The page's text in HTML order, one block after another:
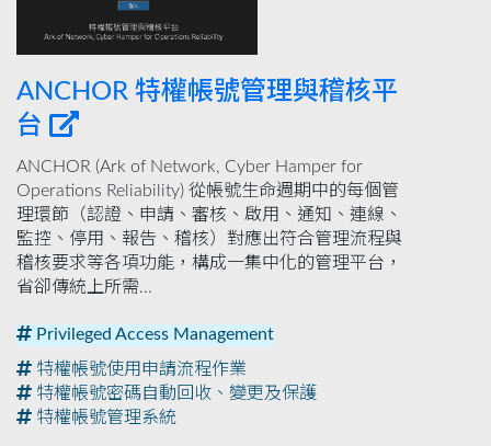
ANCHOR 特權帳號管理與稽核平
台
ANCHOR (Ark of Network, Cyber Hamper for
Operations Reliability) 從帳號生命週期中的每個管
理環節（認證、申請、審核、啟用、通知、連線、
監控、停用、報告、稽核）對應出符合管理流程與
稽核要求等各項功能，構成一集中化的管理平台，
省卻傳統上所需...
Privileged Access Management
特權帳號使用申請流程作業
特權帳號密碼自動回收、變更及保護
特權帳號管理系統